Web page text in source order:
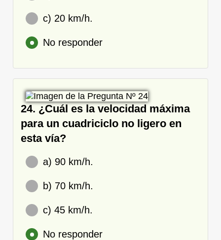
c) 20 km/h.
No responder
24. ¿Cuál es la velocidad máxima
para un cuadriciclo no ligero en
esta vía?
a) 90 km/h.
b) 70 km/h.
c) 45 km/h.
No responder